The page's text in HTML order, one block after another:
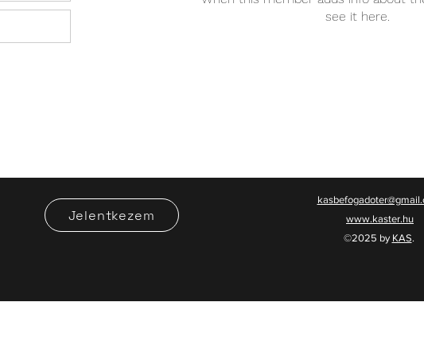
see it here.
Jelentkezem
www.kaster.hu
©2025 by KAS.